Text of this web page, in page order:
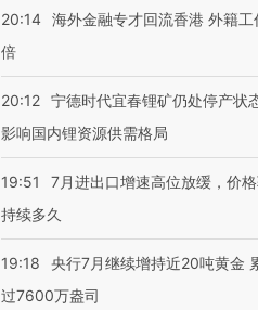
20:14 海外金融专才回流香港 外籍工
倍
20:12 宁德时代宜春锂矿仍处停产状
影响国内锂资源供需格局
19:51
7月进出口增速高位放缓，价
持续多久
19:18
央行7月继续增持近20吨黄金
过7600万盎司